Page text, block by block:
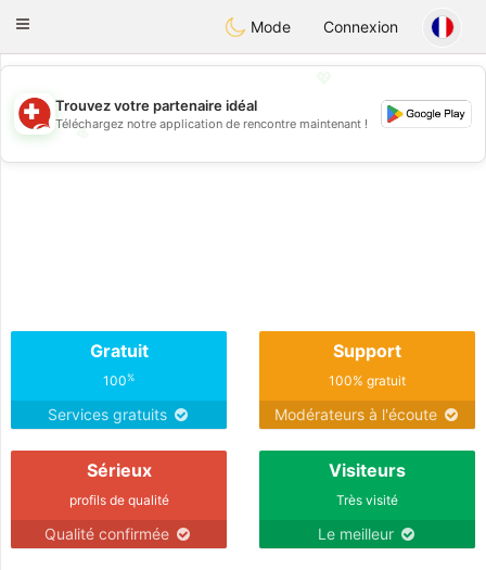
Suissi
Toggle
Mode Connexion
💖
💕
Trouvez votre partenaire idéal
Téléchargez notre application de rencontre maintenant !
Gratuit
100%
Services gratuits
Support
100% gratuit
Modérateurs à l'écoute
Sérieux
profils de qualité
Qualité confirmée
Visiteurs
Très visité
Le meilleur